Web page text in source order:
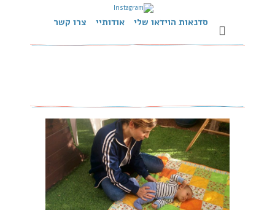
סדנאות הוידאו שלי אודותיי צרו קשר